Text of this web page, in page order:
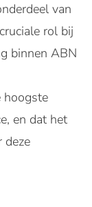
van
rol bij
binnen ABN
hoogste
en dat het
deze